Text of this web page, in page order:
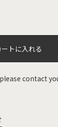
ートに入れる
contact